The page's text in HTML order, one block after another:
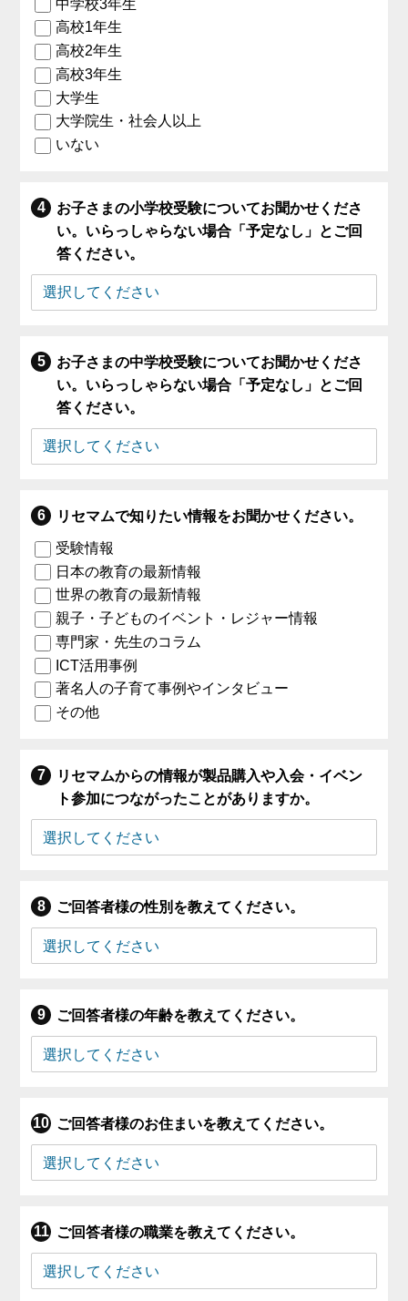
中学校3年生
高校1年生
高校2年生
高校3年生
大学生
大学院生・社会人以上
いない
お子さまの小学校受験についてお聞かせくださ
い。いらっしゃらない場合「予定なし」とご回
答ください。
お子さまの中学校受験についてお聞かせくださ
い。いらっしゃらない場合「予定なし」とご回
答ください。
リセマムで知りたい情報をお聞かせください。
受験情報
日本の教育の最新情報
世界の教育の最新情報
親子・子どものイベント・レジャー情報
専門家・先生のコラム
ICT活用事例
著名人の子育て事例やインタビュー
その他
リセマムからの情報が製品購入や入会・イベン
ト参加につながったことがありますか。
ご回答者様の性別を教えてください。
ご回答者様の年齢を教えてください。
ご回答者様のお住まいを教えてください。
ご回答者様の職業を教えてください。